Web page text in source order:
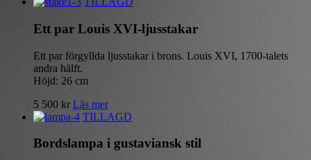
Ett par Louis XVI-ljusstakar
Ett par förgyllda ljusstakar i brons. Louis XVI, 1700-talets
andra hälft.
Höjd: 26 cm
5 500 kr Läs mer
TILLAGD
Bordslampa i gustaviansk stil